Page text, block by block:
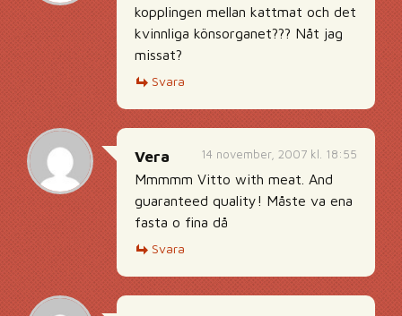
kopplingen mellan kattmat och det
kvinnliga könsorganet??? Nåt jag
missat?
Svara
14 november, 2007 kl. 18:55
Vera
Mmmmm Vitto with meat. And
guaranteed quality! Måste va ena
fasta o fina då
Svara